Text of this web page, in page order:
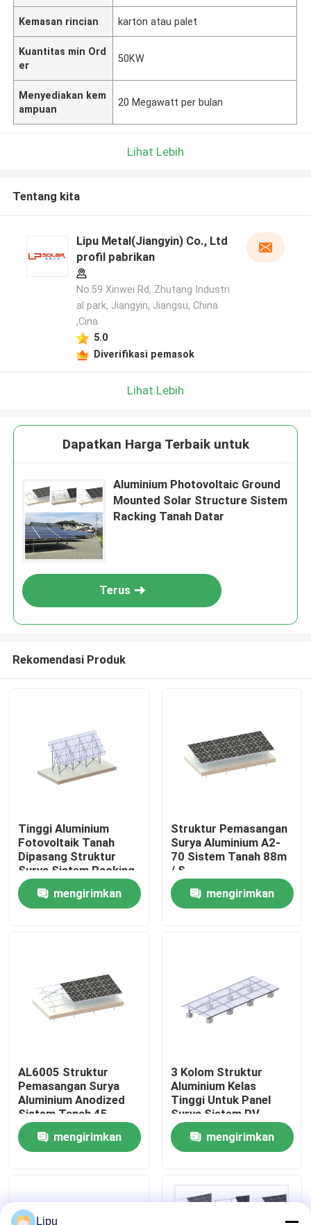
Rumah
Produk
Video
Tentang kami
Kontrol kualitas
Hubungi kami
Sistem Pemasangan PV Surya
Kemasan rincian karton atau palet
Kuantitas min Ord
er
50KW
Menyediakan kem
ampuan
20 Megawatt per bulan
Lihat Lebih
Tentang kita
Lipu Metal(Jiangyin) Co., Ltd
profil pabrikan
No.59 Xinwei Rd, Zhutang Industri
al park, Jiangyin, Jiangsu, China
,Cina
5.0
Diverifikasi pemasok
Lihat Lebih
Dapatkan Harga Terbaik untuk
Aluminium Photovoltaic Ground
Mounted Solar Structure Sistem
Racking Tanah Datar
Terus
Rekomendasi Produk
Tinggi Aluminium
Fotovoltaik Tanah
Dipasang Struktur
Surya Sistem Racking
Lahan Datar
mengirimkan
Struktur Pemasangan
Surya Aluminium A2-
70 Sistem Tanah 88m
/ S
mengirimkan
AL6005 Struktur
Pemasangan Surya
Aluminium Anodized
Sistem Tanah 45
Derajat
mengirimkan
3 Kolom Struktur
Aluminium Kelas
Tinggi Untuk Panel
Surya Sistem PV
Tanpa Bingkai yang
Dipasang di Tanah
mengirimkan
Lipu